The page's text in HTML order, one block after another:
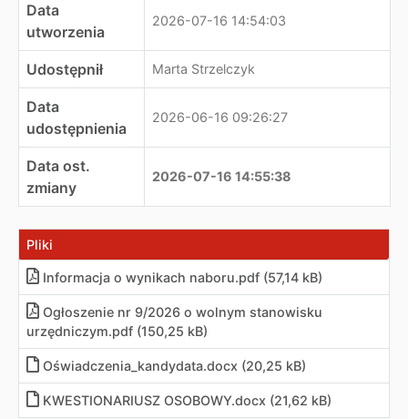
Data
utworzenia
2026-07-16 14:54:03
Udostępnił Marta Strzelczyk
Data
udostępnienia
2026-06-16 09:26:27
Data ost.
zmiany
2026-07-16 14:55:38
Pliki
Informacja o wynikach naboru.pdf (57,14 kB)
Ogłoszenie nr 9/2026 o wolnym stanowisku
urzędniczym.pdf (150,25 kB)
Oświadczenia_kandydata.docx (20,25 kB)
KWESTIONARIUSZ OSOBOWY.docx (21,62 kB)